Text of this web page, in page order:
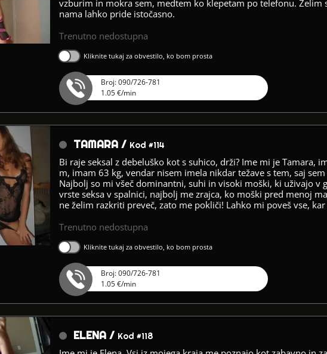
vzburim in mokra sem, medtem ko klepetam po telefonu.
nama lahko pride istočasno.
Trenutno nedostupna
Kliknite tukaj za obvestilo, ko bom prosta
Broj: 090/726-781
1.05 €/min
TAMARA / Kod #114
Bi raje seksal z debeluško kot s suhico, drži? Ime mi je Tamara,
m, imam 63 kg, vendar nisem imela nikdar težave s tem, saj
Najbolj so mi všeč dominantni, suhi in visoki moški, ki uživajo v
vrste seksa v spalnici, najbolj me zrajca, ko moški pred menoj
ne želim razkriti preveč, zato me pokliči! Lahko mi poveš vse,
Trenutno nedostupna
Kliknite tukaj za obvestilo, ko bom prosta
Broj: 090/726-781
1.05 €/min
ELENA / Kod #118